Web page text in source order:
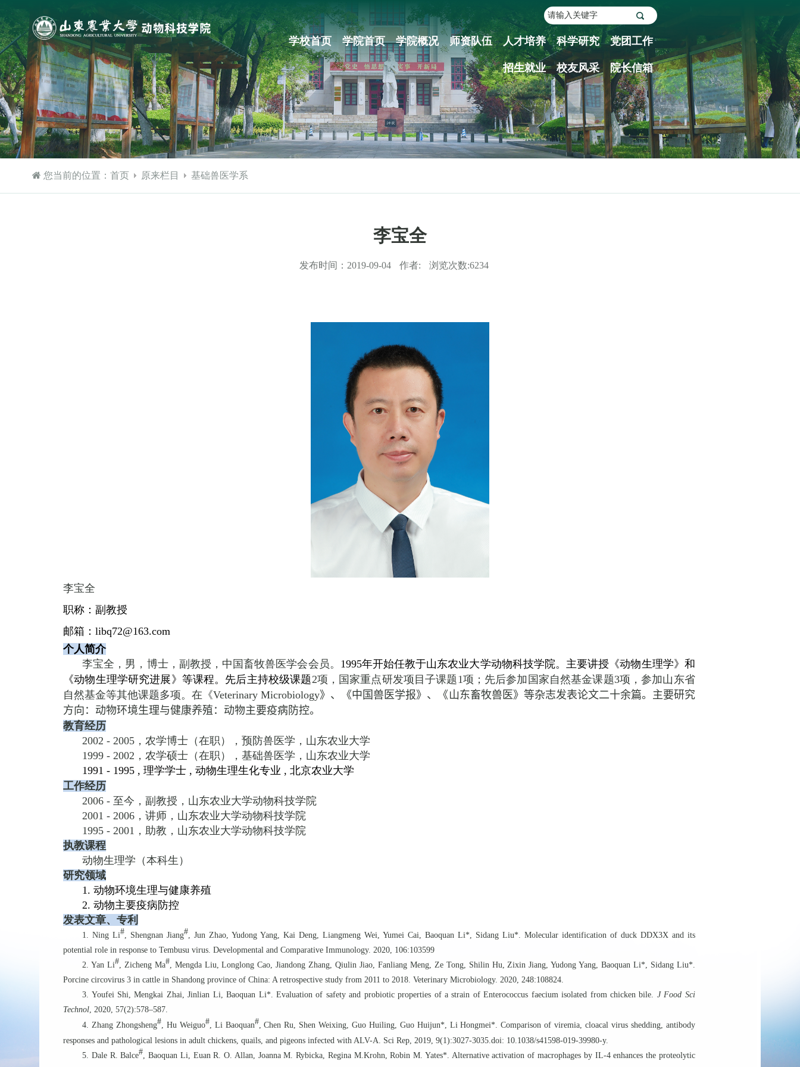
学校首页 学院首页 学院概况 师资队伍 人才培养 科学研究 党团工作
招生就业 校友风采 院长信箱
您当前的位置： 首页 原来栏目 基础兽医学系
李宝全
发布时间： 2019-09-04 作者: 浏览次数:6234
李宝全
职称：副教授
邮箱：libq72@163.com
个人简介
李宝全，男，博士，副教授，中国畜牧兽医学会会员。 1995年开始任教于山东农业大学动物科技学院。主要讲授《动物生理学》和
《动物生理学研究进展》等课程。先后主持校级课题2项，国家重点研发项目子课题1项；先后参加国家自然基金课题3项，参加山东省
自然基金等其他课题多项。在《Veterinary Microbiology》、
《中国兽医学报》、《山东畜牧兽医》等杂志发表论文二十余篇。主要研究
方向：动物环境生理与健康养殖：动物主要疫病防控。
教育经历
2002 - 2005 ，农学博士（在职），预防兽医学，山东农业大学
1999 - 2002 ，农学硕士（在职），基础兽医学，山东农业大学
1991 - 1995 ,理学学士 ,动物生理生化专业 ,北京农业大学
工作经历
2006 - 至今，副教授，山东农业大学动物科技学院
2001 - 2006 ，讲师，山东农业大学动物科技学院
1995 - 2001 ，助教，山东农业大学动物科技学院
执教课程
动物生理学（本科生）
研究领域
1.动物环境生理与健康养殖
2.动物主要疫病防控
发表文章、专利
1.Ning Li#, Shengnan Jiang#, Jun Zhao, Yudong Yang, Kai Deng, Liangmeng Wei, Yumei Cai, Baoquan Li*, Sidang Liu*. Molecular identification of duck DDX3X and its
potential role in response to Tembusu virus. Developmental and Comparative Immunology. 2020, 106:103599
2. Yan Li#, Zicheng Ma#, Mengda Liu, Longlong Cao, Jiandong Zhang, Qiulin Jiao, Fanliang Meng, Ze Tong, Shilin Hu, Zixin Jiang, Yudong Yang,Baoquan Li*, Sidang Liu*.
Porcine circovirus 3 in cattle in Shandong province of China: A retrospective study from 2011 to 2018. Veterinary Microbiology. 2020, 248:108824.
3. Youfei Shi, Mengkai Zhai, Jinlian Li, Baoquan Li*. Evaluation of safety and probiotic properties of a strain of Enterococcus faecium isolated from chicken bile. J Food Sci
Technol, 2020, 57(2):578–587.
4. Zhang Zhongsheng#, Hu Weiguo#, Li Baoquan#, Chen Ru, Shen Weixing, Guo Huiling, Guo Huijun*, Li Hongmei*. Comparison of viremia, cloacal virus shedding, antibody
responses and pathological lesions in adult chickens, quails, and pigeons infected with ALV-A. Sci Rep, 2019, 9(1):3027-3035.doi: 10.1038/s41598-019-39980-y.
5. Dale R. Balce#, Baoquan Li, Euan R. O. Allan, Joanna M. Rybicka, Regina M.Krohn, Robin M. Yates*. Alternative activation of macrophages by IL-4 enhances the proteolytic